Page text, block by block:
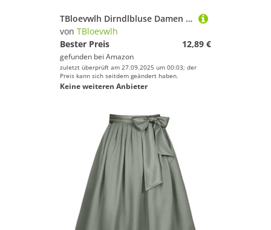
TBloevwlh Dirndlbluse Damen Hochgeschlossen Creme Kurzarm Flügel Dirndl Bluse Damen Weiß Dirndlbluse Flügelärmel Dirndlblusen V Ausschnitt Trachtenbluse Für Bayrische Tracht Oktoberfest Weiss L
von TBloevwlh
Bester Preis
12,89 €
gefunden bei Amazon
zuletzt überprüft am 27.09.2025 um 00:03; der
Preis kann sich seitdem geändert haben.
Keine weiteren Anbieter